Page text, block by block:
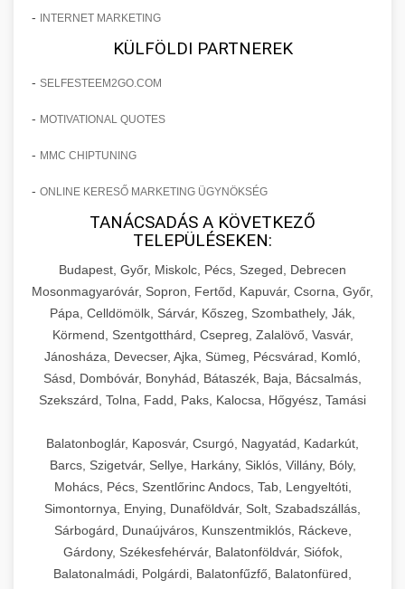
- INTERNET MARKETING
KÜLFÖLDI PARTNEREK
- SELFESTEEM2GO.COM
- MOTIVATIONAL QUOTES
- MMC CHIPTUNING
- ONLINE KERESŐ MARKETING ÜGYNÖKSÉG
TANÁCSADÁS A KÖVETKEZŐ
TELEPÜLÉSEKEN:
Budapest, Győr, Miskolc, Pécs, Szeged, Debrecen
Mosonmagyaróvár, Sopron, Fertőd, Kapuvár, Csorna, Győr,
Pápa, Celldömölk, Sárvár, Kőszeg, Szombathely, Ják,
Körmend, Szentgotthárd, Csepreg, Zalalövő, Vasvár,
Jánosháza, Devecser, Ajka, Sümeg, Pécsvárad, Komló,
Sásd, Dombóvár, Bonyhád, Bátaszék, Baja, Bácsalmás,
Szekszárd, Tolna, Fadd, Paks, Kalocsa, Hőgyész, Tamási
Balatonboglár, Kaposvár, Csurgó, Nagyatád, Kadarkút,
Barcs, Szigetvár, Sellye, Harkány, Siklós, Villány, Bóly,
Mohács, Pécs, Szentlőrinc Andocs, Tab, Lengyeltóti,
Simontornya, Enying, Dunaföldvár, Solt, Szabadszállás,
Sárbogárd, Dunaújváros, Kunszentmiklós, Ráckeve,
Gárdony, Székesfehérvár, Balatonföldvár, Siófok,
Balatonalmádi, Polgárdi, Balatonfűzfő, Balatonfüred,